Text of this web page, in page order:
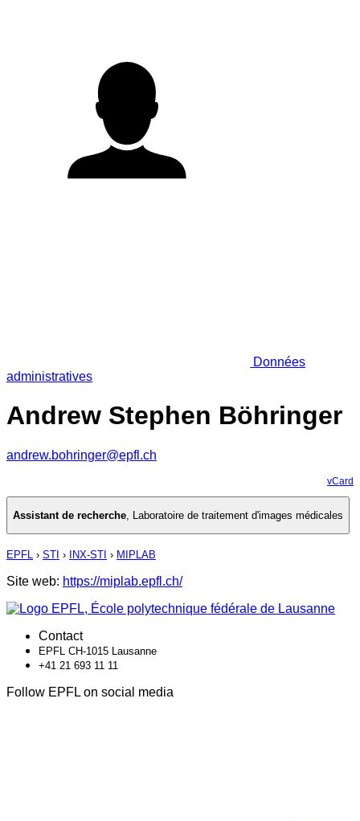
Données
administratives
Andrew Stephen Böhringer
andrew.bohringer@epfl.ch
vCard
Assistant de recherche, Laboratoire de traitement d'images médicales
EPFL › STI › INX-STI › MIPLAB
Site web: https://miplab.epfl.ch/
Contact
EPFL CH-1015 Lausanne
+41 21 693 11 11
Follow EPFL on social media